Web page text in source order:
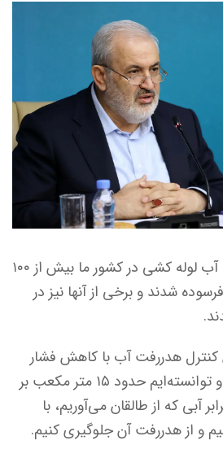
عباس علی آبادی گفت: آب لوله کشی در کشور ما بیش از ۱۰۰
شدند و برخی از آنها نیز در
هدررفت آب با کاهش فشار
شبکه مدیریت کرده‌ایم و توانسته‌ایم حدود ۱۵ متر مکعب بر
یعنی بیش از ۵ برابر آبی که از طالقان می‌آوریم، با
و از هدررفت آن جلوگیری کنیم.